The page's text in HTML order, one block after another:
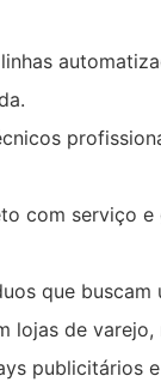
com serviço e
que
lojas de
publicitários